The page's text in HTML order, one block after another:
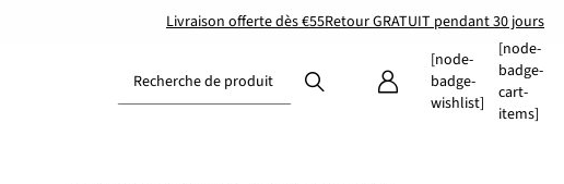
Livraison offerte dès €55Retour GRATUIT pendant 30 jours
Recherche de produit
[node-
badge-
wishlist]
[node-
badge-
cart-
items]